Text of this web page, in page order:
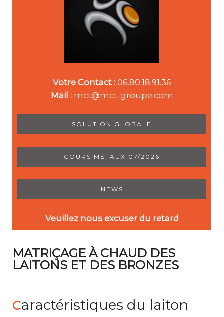
MATRIÇAGE À CHAUD DES
LAITONS ET DES BRONZES
Caractéristiques du laiton
Votre Contact : 06.80.18.91.36
Mail : mct@mct-groupe.com
SOLUTION GLOBALE
COURS MÉTAUX 07/2026
NEWS
Veuillez nous excuser du retard